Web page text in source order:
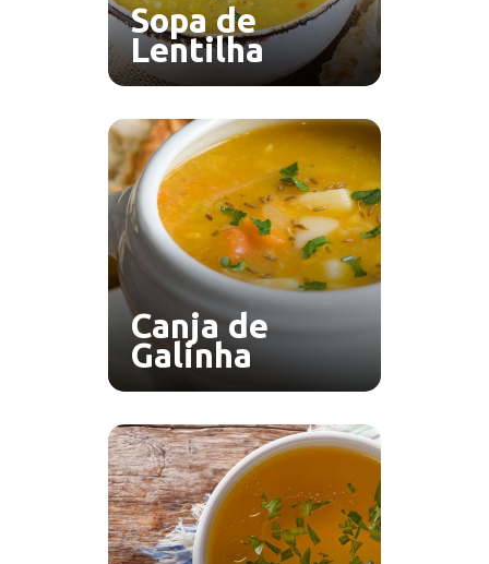
Sopa de
Lentilha
Canja de
Galinha